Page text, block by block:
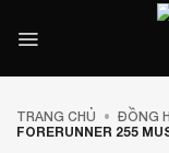
qua
TRANG CHỦ • ĐỒNG
FORERUNNER 255